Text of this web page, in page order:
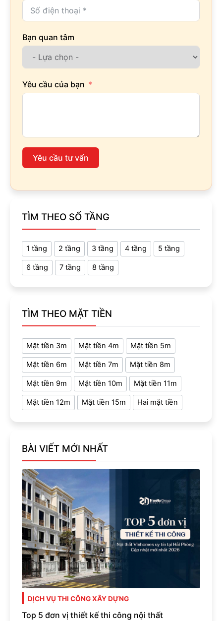
Bạn quan tâm
Yêu cầu của bạn
Yêu cầu tư vấn
TÌM THEO SỐ TẦNG
1 tầng 2 tầng 3 tầng 4 tầng 5 tầng
6 tầng 7 tầng 8 tầng
TÌM THEO MẶT TIỀN
Mặt tiền 3m Mặt tiền 4m Mặt tiền 5m
Mặt tiền 6m Mặt tiền 7m Mặt tiền 8m
Mặt tiền 9m Mặt tiền 10m Mặt tiền 11m
Mặt tiền 12m Mặt tiền 15m Hai mặt tiền
BÀI VIẾT MỚI NHẤT
DỊCH VỤ THI CÔNG XÂY DỰNG
Top 5 đơn vị thiết kế thi công nội thất